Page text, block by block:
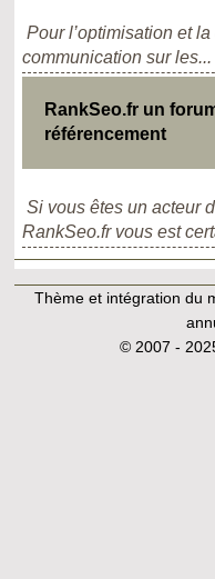
Pour l’optimisation et
communication sur les...
RankSeo.fr un
référencement
Si vous êtes un acteur
RankSeo.fr vous est
Thème et intégration du
© 2007 -